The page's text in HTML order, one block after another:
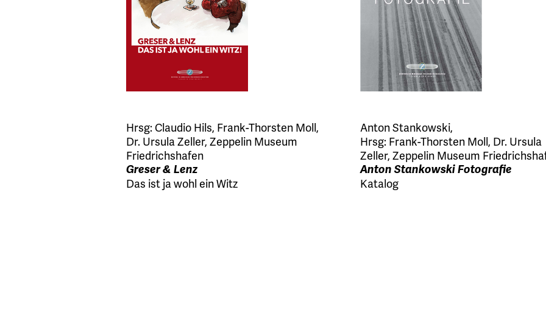
Hrsg: Claudio Hils, Frank-Thorsten Moll,
Dr. Ursula Zeller, Zeppelin Museum
Friedrichshafen
Greser & Lenz
Das ist ja wohl ein Witz
Anton Stankowski,
Hrsg: Frank-Thorsten Moll, Dr. Ursula
Zeller, Zeppelin Museum
Anton Stankowski Fotografie
Katalog